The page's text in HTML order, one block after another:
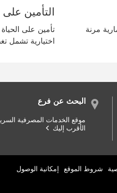
مرنة
التأمين
اختيارية تشمل
البحث عن فرع
موقع الخدمات المصرفية
الأقرب إليك
شروط الموقع إمكانية الوصول